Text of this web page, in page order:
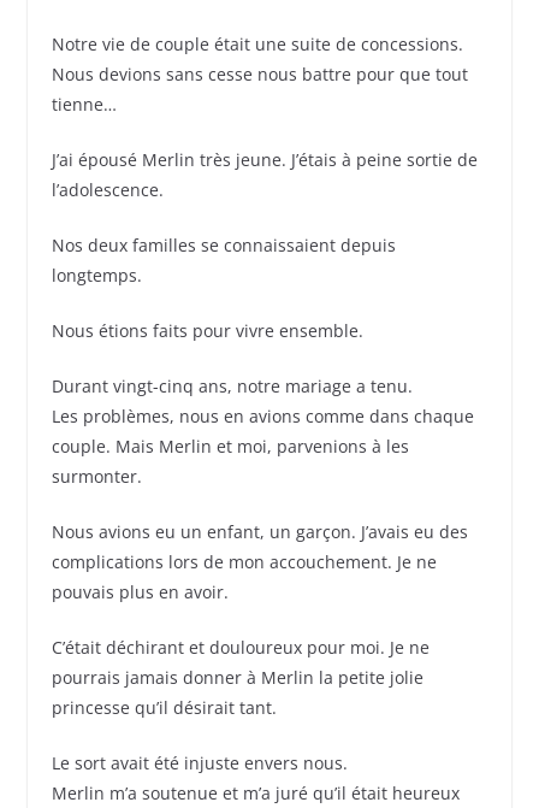
Notre vie de couple était une suite de concessions.
Nous devions sans cesse nous battre pour que tout
tienne…
J’ai épousé Merlin très jeune. J’étais à peine sortie de
l’adolescence.
Nos deux familles se connaissaient depuis
longtemps.
Nous étions faits pour vivre ensemble.
Durant vingt-cinq ans, notre mariage a tenu.
Les problèmes, nous en avions comme dans chaque
couple. Mais Merlin et moi, parvenions à les
surmonter.
Nous avions eu un enfant, un garçon. J’avais eu des
complications lors de mon accouchement. Je ne
pouvais plus en avoir.
C’était déchirant et douloureux pour moi. Je ne
pourrais jamais donner à Merlin la petite jolie
princesse qu’il désirait tant.
Le sort avait été injuste envers nous.
Merlin m’a soutenue et m’a juré qu’il était heureux